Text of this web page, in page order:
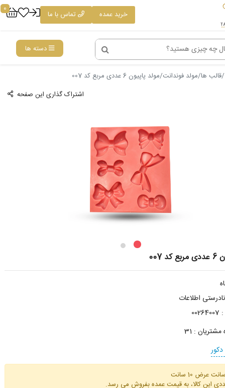
خرید عمده تماس با ما
0
دسته ها
قالب ها مولد فوندانت مولد پاپیون 6 عددی مربع کد 007
اشتراک گذاری این صفحه
اطلاعات
00264007
مشتریان : 31